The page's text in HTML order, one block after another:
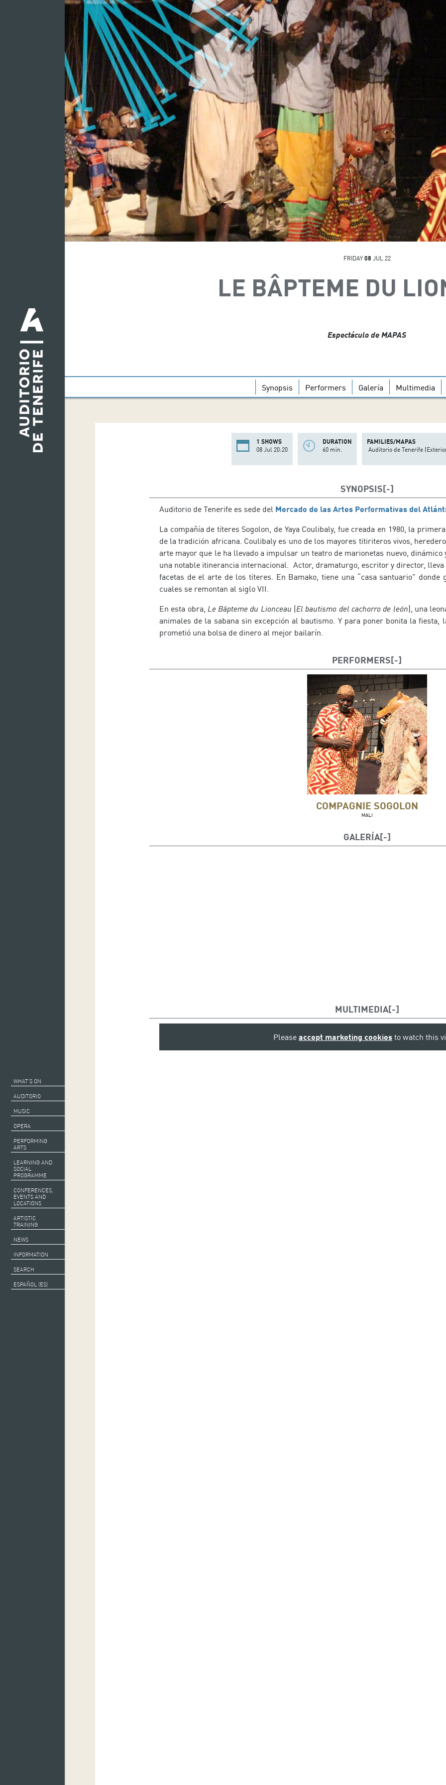
WHAT’S ON
AUDITORIO
MUSIC
OPERA
PERFORMING
ARTS
LEARNING AND
SOCIAL
PROGRAMME
CONFERENCES,
EVENTS AND
LOCATIONS
ARTISTIC
TRAINING
NEWS
INFORMATION
SEARCH
ESPAÑOL (ES)
FRIDAY 08 JUL 22
LE BÂPTEME DU
Espectáculo de MAPAS
Synopsis Performers Galería Multimedia
1 SHOWS
08 Jul 20:20
DURATION
60 min.
FAMILIES/MAPAS
Auditorio de Tenerife
SYNOPSIS
Auditorio de Tenerife es sede del Mercado de las Artes Performativas del
La compañía de títeres Sogolon, de Yaya Coulibaly, fue creada en 1980, la
de la tradición africana. Coulibaly es uno de los mayores titiriteros vivos,
arte mayor que le ha llevado a impulsar un teatro de marionetas nuevo,
una notable itinerancia internacional. Actor, dramaturgo, escritor y director,
facetas de el arte de los títeres. En Bamako, tiene una “casa santuario” donde
cuales se remontan al siglo VII.
En esta obra, Le Bâpteme du Lionceau (El bautismo del cachorro de león), una
animales de la sabana sin excepción al bautismo. Y para poner bonita la fiesta,
prometió una bolsa de dinero al mejor bailarín.
PERFORMERS
COMPAGNIE SOGOLON
MALI
GALERÍA
MULTIMEDIA
Please accept marketing cookies to watch this